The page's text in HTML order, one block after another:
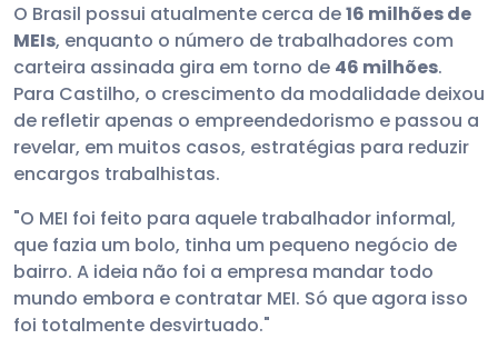
O Brasil possui atualmente cerca de16 milhões de
MEIs, enquanto o número de trabalhadores com
carteira assinada gira em torno de 46 milhões.
Para Castilho, o crescimento da modalidade deixou
de refletir apenas o empreendedorismo e passou a
revelar, em muitos casos, estratégias para reduzir
encargos trabalhistas.
"O MEI foi feito para aquele trabalhador informal,
que fazia um bolo, tinha um pequeno negócio de
bairro. A ideia não foi a empresa mandar todo
mundo embora e contratar MEI. Só que agora isso
foi totalmente desvirtuado."